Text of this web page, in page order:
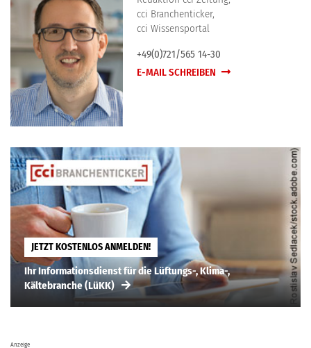
cci Branchenticker,
cci Wissensportal
+49(0)721/565 14-30
E-MAIL SCHREIBEN
JETZT KOSTENLOS ANMELDEN!
Ihr Informationsdienst für die Lüftungs-, Klima-,
Kältebranche (LüKK)
Anzeige